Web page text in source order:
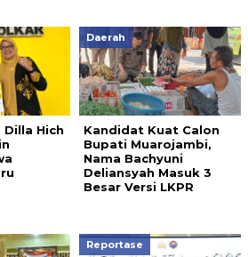
Dilla Hich
Daerah
Kandidat Kuat Calon
Bupati Muarojambi,
Nama Bachyuni
Deliansyah Masuk 3
Besar Versi LKPR
Reportase